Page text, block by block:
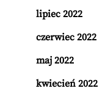
lipiec 2022
czerwiec 2022
maj 2022
kwiecień 2022